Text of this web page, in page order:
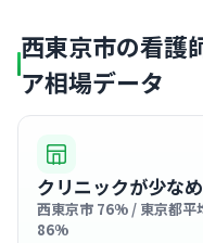
西東京市の看護
ア相場データ
クリニックが少なめ
西東京市 76% / 東京都平
86%